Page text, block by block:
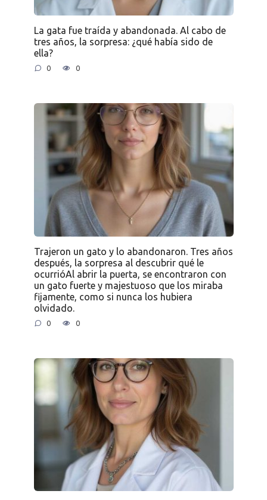
La gata fue traída y abandonada. Al cabo de
tres años, la sorpresa: ¿qué había sido de
ella?
0 0
Trajeron un gato y lo abandonaron. Tres años
después, la sorpresa al descubrir qué le
ocurrióAl abrir la puerta, se encontraron con
un gato fuerte y majestuoso que los miraba
fijamente, como si nunca los hubiera
olvidado.
0 0